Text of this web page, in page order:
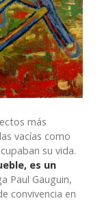
más
vacías como
su vida.
es un
Paul Gauguin,
convivencia en